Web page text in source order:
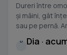
Dureri între
și mâini, gât
sau pe pernă.
D Dia ·